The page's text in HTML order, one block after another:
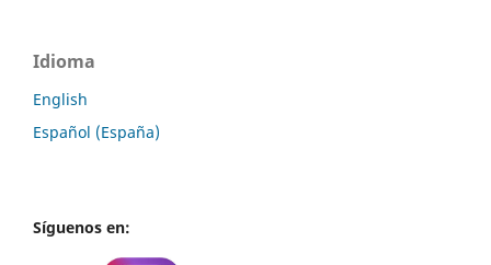
Idioma
English
Español (España)
Síguenos en: